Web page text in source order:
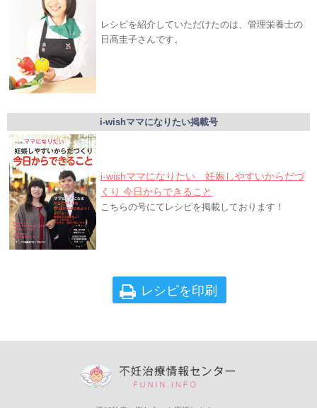
レシピを紹介していただけたのは、管理栄養士の
日髙圭子さんです。
i-wishママになりたい掲載号
i-wishママになりたい 妊娠しやすいからだづ
くり 今日からできること
こちらの号にてレシピを掲載しております！
レシピを印刷